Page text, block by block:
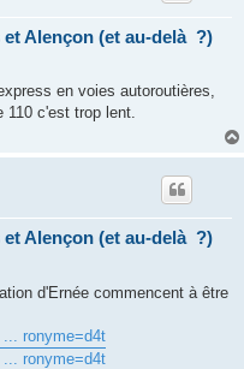
et Alençon (et au-delà ?)
en voies autoroutières,
110 c'est trop lent.
et Alençon (et au-delà ?)
d'Ernée commencent à être
... ronyme=d4t
... ronyme=d4t